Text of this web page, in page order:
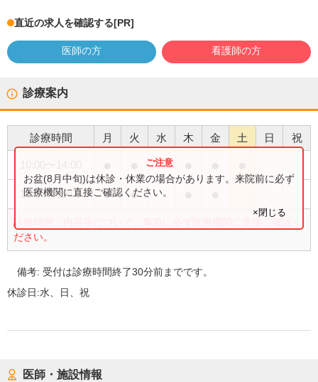
直近の求人を確認する[PR]
医師の方 看護師の方
診療案内
診療時間 月 火 水 木 金 土 日 祝
16:00〜19:00 ● ●
診療時間・内容等について、事前に必ず医療機関に直接ご確認く
ださい。
お盆(8月中旬)は休診・休業の場合があります。来院前に必ず
医療機関に直接ご確認ください。
×閉じる
備考:受付は診療時間終了30分前までです。
休診日:水、日、祝
医師・施設情報